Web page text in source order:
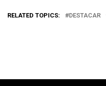
RELATED TOPICS: DESTACAR